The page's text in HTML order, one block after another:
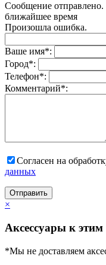
Сообщение
ближайшее время
Произошла ошибка.
Ваше имя*:
Город*:
Телефон*:
Комментарий*:
Согласен на
данных
Отправить
×
Аксессуары к
*Мы не доставляем